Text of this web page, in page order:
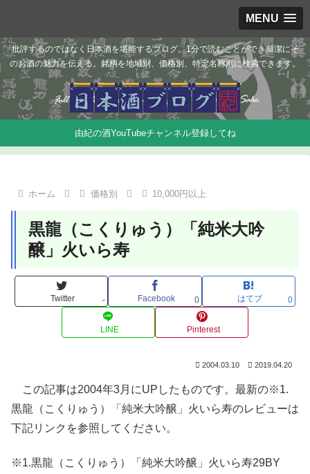
MENU
批評するのではなく日本酒を堪能するブログ。1分で読むことができ簡潔にそ
のお酒の魅力を伝える。銘柄を地域別、価格別、特定名称別に検索できます。
由紀の酒YouTubeチャンネル登録してね
ホーム 価格別 10,000円以上
黒龍（こくりゅう）「純米大吟
醸」火いら寿
Twitter - Facebook 0 はてブ 0
LINE Pinterest
2004.03.10 2019.04.20
この記事は2004年3月にUPしたものです。最新の※1.
黒龍（こくりゅう）「純米大吟醸」火いら寿のレビューは
下記リンクを参照してください。
※1.黒龍（こくりゅう）「純米大吟醸」火いら寿29BY